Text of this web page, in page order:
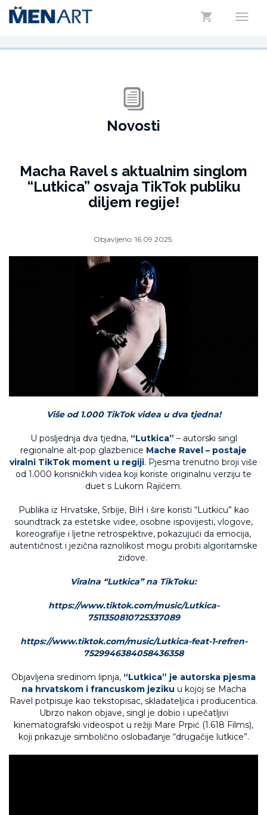
Novosti
Macha Ravel s aktualnim singlom
“Lutkica” osvaja TikTok publiku
diljem regije!
Objavljeno: 16.09.2025.
Više od 1.000 TikTok videa u dva tjedna!
U posljednja dva tjedna, “Lutkica” – autorski singl
regionalne alt-pop glazbenice Mache Ravel – postaje
viralni TikTok moment u regiji. Pjesma trenutno broji više
od 1.000 korisničkih videa koji koriste originalnu verziju te
duet s Lukom Rajićem.
Publika iz Hrvatske, Srbije, BiH i šire koristi “Lutkicu” kao
soundtrack za estetske videe, osobne ispovijesti, vlogove,
koreografije i ljetne retrospektive, pokazujući da emocija,
autentičnost i jezična raznolikost mogu probiti algoritamske
zidove.
Viralna “Lutkica” na TikToku:
https://www.tiktok.com/music/Lutkica-
7511350810725337089
https://www.tiktok.com/music/Lutkica-feat-1-refren-
7529946384058436358
Objavljena sredinom lipnja, “Lutkica” je autorska pjesma
na hrvatskom i francuskom jeziku u kojoj se Macha
Ravel potpisuje kao tekstopisac, skladateljica i producentica.
Ubrzo nakon objave, singl je dobio i upečatljivi
kinematografski videospot u režiji Mare Prpić (1.618 Films),
koji prikazuje simbolično oslobađanje “drugačije lutkice”.